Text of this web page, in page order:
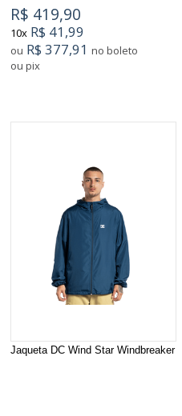
R$ 419,90
10x R$ 41,99
ou R$ 377,91 no boleto
ou pix
Jaqueta DC Wind Star Windbreaker